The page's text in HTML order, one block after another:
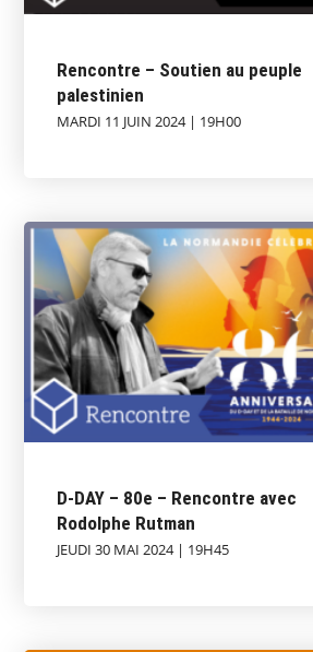
Rencontre – Soutien au peuple
palestinien
MARDI 11 JUIN 2024 | 19H00
D-DAY – 80e – Rencontre avec
Rodolphe Rutman
JEUDI 30 MAI 2024 | 19H45